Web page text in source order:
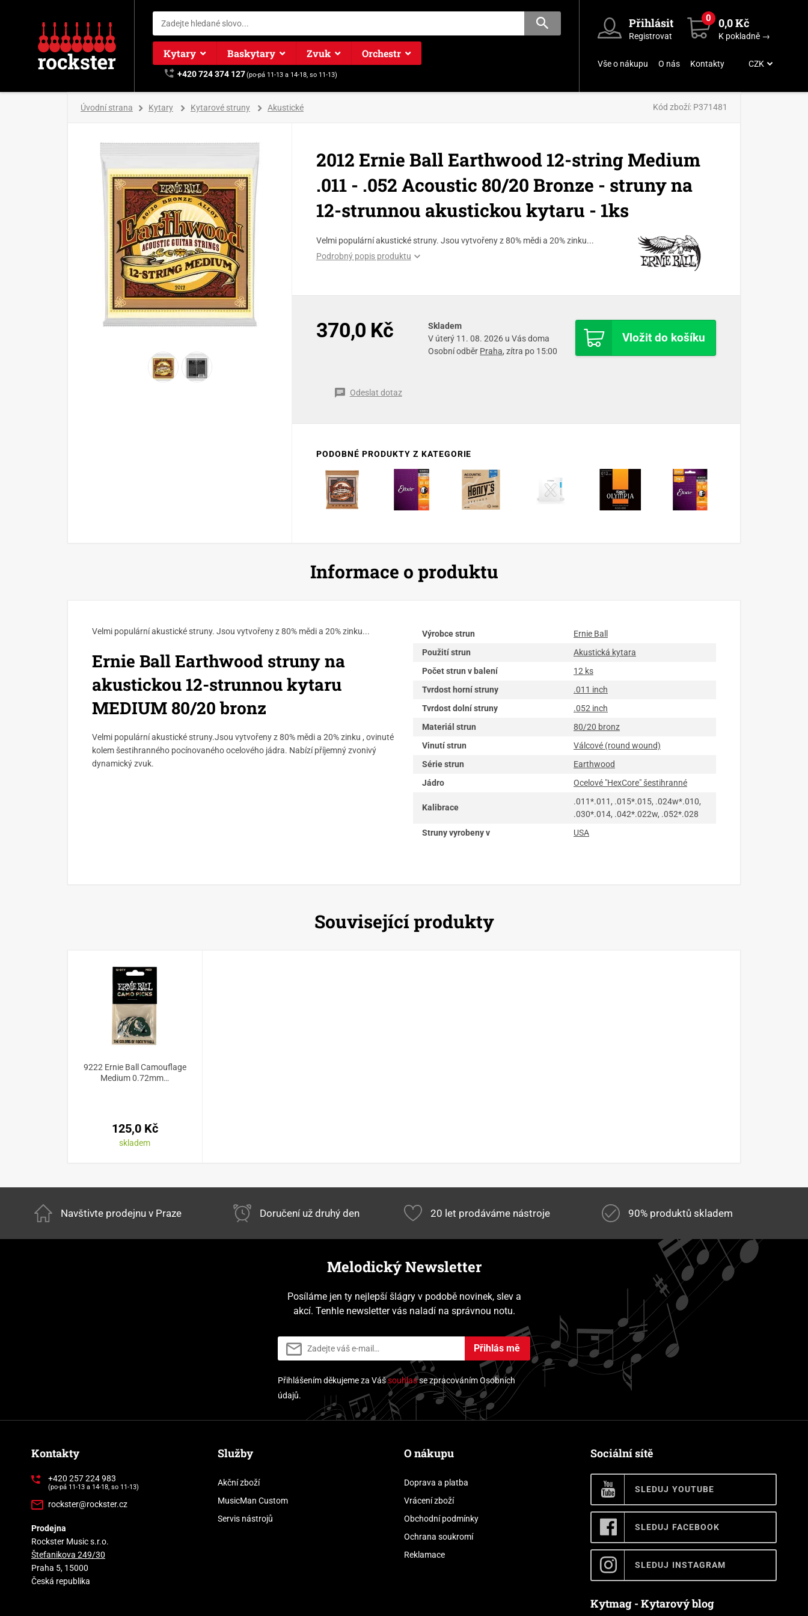
Kytary Baskytary Zvuk Orchestr
+420 724 374 127(po-pá 11-13 a 14-18, so 11-13)
Přihlásit
Registrovat
0 0,0 Kč
K pokladně →
Vše o nákupu O nás Kontakty CZK
Úvodní strana Kytary Kytarové struny Akustické Kód zboží: P371481
2012 Ernie Ball Earthwood 12-string Medium
.011 - .052 Acoustic 80/20 Bronze - struny na
12-strunnou akustickou kytaru - 1ks
Velmi populární akustické struny. Jsou vytvořeny z 80% mědi a 20% zinku...
Podrobný popis produktu
370,0 Kč Vložit do košíku
Skladem
V úterý 11. 08. 2026 u Vás doma
Osobní odběr Praha, zítra po 15:00
Odeslat dotaz
PODOBNÉ PRODUKTY Z KATEGORIE
Informace o produktu
Velmi populární akustické struny. Jsou vytvořeny z 80% mědi a 20% zinku...
Ernie Ball Earthwood struny na
akustickou 12-strunnou kytaru
MEDIUM 80/20 bronz
Velmi populární akustické struny.Jsou vytvořeny z 80% mědi a 20% zinku , ovinuté
kolem šestihranného pocínovaného ocelového jádra. Nabízí příjemný zvonivý
dynamický zvuk.
Výrobce strun
Ernie Ball
Použití strun
Akustická kytara
Počet strun v balení
12 ks
Tvrdost horní struny
.011 inch
Tvrdost dolní struny
.052 inch
Materiál strun
80/20 bronz
Vinutí strun
Válcové (round wound)
Série strun
Earthwood
Jádro
Ocelové "HexCore" šestihranné
Kalibrace
.011*.011, .015*.015, .024w*.010,
.030*.014, .042*.022w, .052*.028
Struny vyrobeny v
USA
Související produkty
9222 Ernie Ball Camouflage
Medium 0.72mm…
125,0 Kč
skladem
Navštivte prodejnu v Praze Doručení už druhý den 20 let prodáváme nástroje 90% produktů skladem
Melodický Newsletter
Posíláme jen ty nejlepší šlágry v podobě novinek, slev a
akcí. Tenhle newsletter vás naladí na správnou notu.
Přihlás mě
Přihlášením děkujeme za Vášsouhlasse zpracováním Osobních
údajů.
Kontakty
+420 257 224 983
(po-pá 11-13 a 14-18, so 11-13)
rockster@rockster.cz
Prodejna
Rockster Music s.r.o.
Štefanikova 249/30
Praha 5, 15000
Česká republika
Služby
Akční zboží
MusicMan Custom
Servis nástrojů
O nákupu
Doprava a platba
Vrácení zboží
Obchodní podmínky
Ochrana soukromí
Reklamace
Sociální sítě
SLEDUJ YOUTUBE
SLEDUJ FACEBOOK
SLEDUJ INSTAGRAM
Kytmag - Kytarový blog